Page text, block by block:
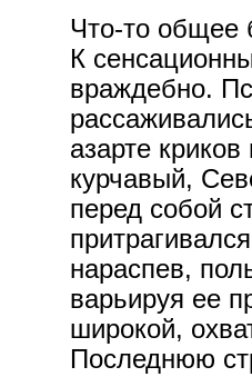
Что-то общее
К
враждебно.
азарте
курчавый,
перед собой
нараспев,
варьируя ее
широкой,
Последнюю